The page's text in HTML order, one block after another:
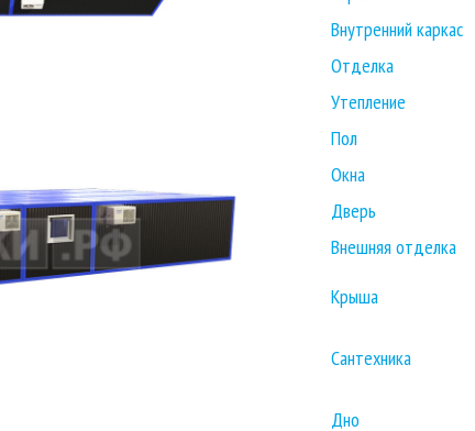
Внутренний каркас
Отделка
Утепление
Пол
Окна
Дверь
Внешняя отделка
Крыша
Сантехника
Дно